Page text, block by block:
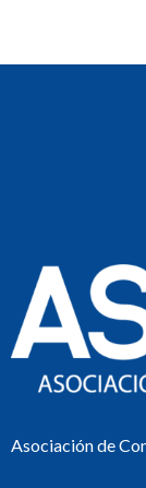
Asociación de